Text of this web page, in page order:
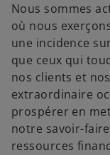
Nous sommes
où nous
une incidence
que ceux qui
nos clients et
extraordinaire
prospérer en
notre savoir-
ressources